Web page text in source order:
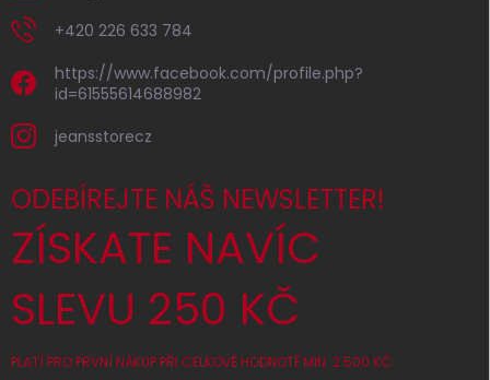
+420 226 633 784
https://www.facebook.com/profile.php?
id=61555614688982
jeansstorecz
ODEBÍREJTE NÁŠ NEWSLETTER!
ZÍSKATE NAVÍC
SLEVU 250 KČ
PLATÍ PRO PRVNÍ NÁKUP PŘI CELKOVÉ HODNOTĚ MIN. 2 500 KČ